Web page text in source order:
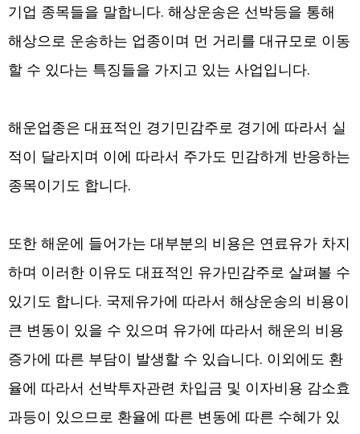
기업 종목들을 말합니다. 해상운송은 선박등을 통해
해상으로 운송하는 업종이며 먼 거리를 대규모로 이동
할 수 있다는 특징들을 가지고 있는 사업입니다.
해운업종은 대표적인 경기민감주로 경기에 따라서 실
적이 달라지며 이에 따라서 주가도 민감하게 반응하는
종목이기도 합니다.
또한 해운에 들어가는 대부분의 비용은 연료유가 차지
하며 이러한 이유도 대표적인 유가민감주로 살펴볼 수
있기도 합니다. 국제유가에 따라서 해상운송의 비용이
큰 변동이 있을 수 있으며 유가에 따라서 해운의 비용
증가에 따른 부담이 발생할 수 있습니다. 이외에도 환
율에 따라서 선박투자관련 차입금 및 이자비용 감소효
과등이 있으므로 환율에 따른 변동에 따른 수혜가 있